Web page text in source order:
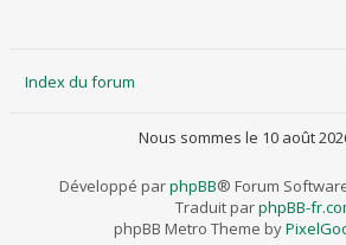
Index du forum
Nous sommes le 10 août
Développé parphpBB® Forum
Traduit parphpBB-
phpBB Metro Theme by